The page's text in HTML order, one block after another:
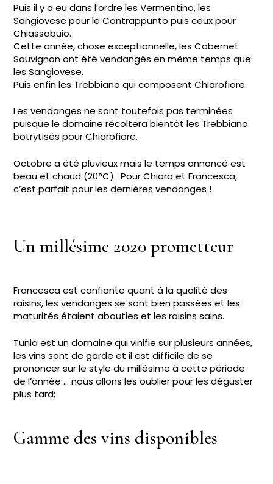
Puis il y a eu dans l’ordre les Vermentino, les
Sangiovese pour le Contrappunto puis ceux pour
Chiassobuio.
Cette année, chose exceptionnelle, les Cabernet
Sauvignon ont été vendangés en même temps que
les Sangiovese.
Puis enfin les Trebbiano qui composent Chiarofiore.
Les vendanges ne sont toutefois pas terminées
puisque le domaine récoltera bientôt les Trebbiano
botrytisés pour Chiarofiore.
Octobre a été pluvieux mais le temps annoncé est
beau et chaud (20°C). Pour Chiara et Francesca,
c’est parfait pour les dernières vendanges !
Un millésime 2020 prometteur
Francesca est confiante quant à la qualité des
raisins, les vendanges se sont bien passées et les
maturités étaient abouties et les raisins sains.
Tunia est un domaine qui vinifie sur plusieurs années,
les vins sont de garde et il est difficile de se
prononcer sur le style du millésime à cette période
de l’année … nous allons les oublier pour les déguster
plus tard;
Gamme des vins disponibles